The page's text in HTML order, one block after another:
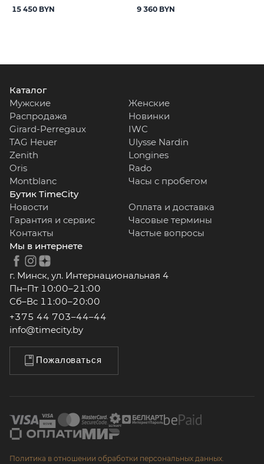
15 450 BYN 9 360 BYN
Каталог
Мужские
Женские
Распродажа
Новинки
Girard-Perregaux
IWC
TAG Heuer
Ulysse Nardin
Zenith
Longines
Oris
Rado
Montblanc
Часы с пробегом
Бутик TimeCity
Новости
Оплата и доставка
Гарантия и сервис
Часовые термины
Контакты
Частые вопросы
Мы в интернете
г. Минск, ул. Интернациональная 4
Пн–Пт 10:00–21:00
Сб–Вс 11:00–20:00
+375 44 703–44–44
info@timecity.by
Пожаловаться
Политика в отношении обработки персональных данных.